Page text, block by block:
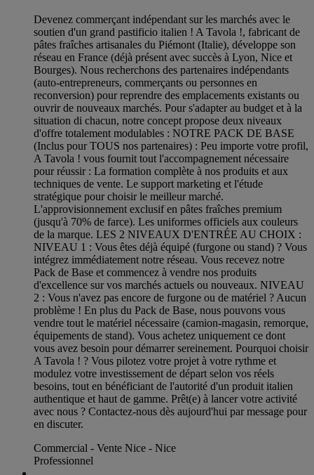
Devenez commerçant indépendant sur les marchés avec le
soutien d'un grand pastificio italien ! A Tavola !, fabricant de
pâtes fraîches artisanales du Piémont (Italie), développe son
réseau en France (déjà présent avec succès à Lyon, Nice et
Bourges). Nous recherchons des partenaires indépendants
(auto-entrepreneurs, commerçants ou personnes en
reconversion) pour reprendre des emplacements existants ou
ouvrir de nouveaux marchés. Pour s'adapter au budget et à la
situation di chacun, notre concept propose deux niveaux
d'offre totalement modulables : NOTRE PACK DE BASE
(Inclus pour TOUS nos partenaires) : Peu importe votre profil,
A Tavola ! vous fournit tout l'accompagnement nécessaire
pour réussir : La formation complète à nos produits et aux
techniques de vente. Le support marketing et l'étude
stratégique pour choisir le meilleur marché.
L'approvisionnement exclusif en pâtes fraîches premium
(jusqu'à 70% de farce). Les uniformes officiels aux couleurs
de la marque. LES 2 NIVEAUX D'ENTRÉE AU CHOIX :
NIVEAU 1 : Vous êtes déjà équipé (furgone ou stand) ? Vous
intégrez immédiatement notre réseau. Vous recevez notre
Pack de Base et commencez à vendre nos produits
d'excellence sur vos marchés actuels ou nouveaux. NIVEAU
2 : Vous n'avez pas encore de furgone ou de matériel ? Aucun
problème ! En plus du Pack de Base, nous pouvons vous
vendre tout le matériel nécessaire (camion-magasin, remorque,
équipements de stand). Vous achetez uniquement ce dont
vous avez besoin pour démarrer sereinement. Pourquoi choisir
A Tavola ! ? Vous pilotez votre projet à votre rythme et
modulez votre investissement de départ selon vos réels
besoins, tout en bénéficiant de l'autorité d'un produit italien
authentique et haut de gamme. Prêt(e) à lancer votre activité
avec nous ? Contactez-nous dès aujourd'hui par message pour
en discuter.
Commercial - Vente Nice - Nice
Professionnel